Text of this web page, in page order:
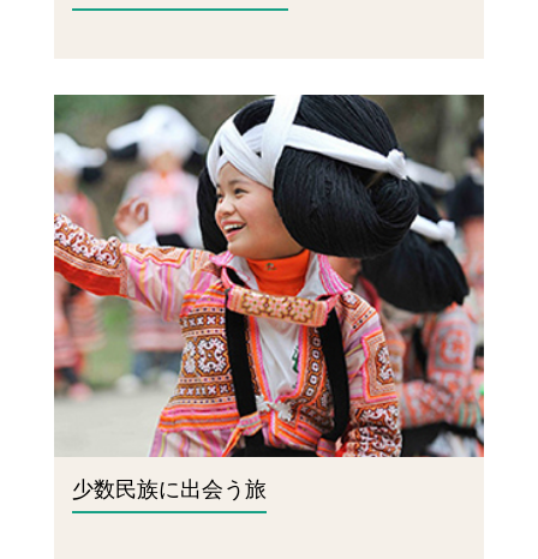
少数民族に出会う旅